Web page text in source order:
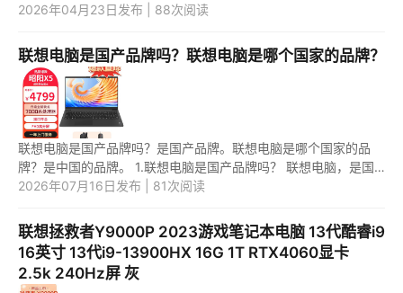
price="11998" url="https://item.jd.com/100024351321.html"
2026年04月23日发布 | 88次阅读
联想电脑是国产品牌吗？联想电脑是哪个国家的品牌？
联想电脑是国产品牌吗？是国产品牌。联想电脑是哪个国家的品
牌？是中国的品牌。 1.联想电脑是国产品牌吗？ 联想电脑，是国
产品牌。 2.联想电脑是哪个国家的品牌？ 联想电脑，是中国的品
2026年07月16日发布 | 81次阅读
联想拯救者Y9000P 2023游戏笔记本电脑 13代酷睿i9
16英寸 13代i9-13900HX 16G 1T RTX4060显卡
2.5k 240Hz屏 灰